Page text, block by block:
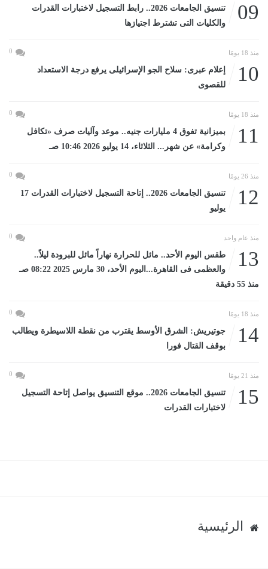
09
تنسيق الجامعات 2026.. رابط التسجيل لاختبارات القدرات
والكليات التى تشترط اجتيازها
منذ 18 يومًا 0
10
إعلام عبرى: سلاح الجو الإسرائيلى يرفع درجة الاستعداد
للقصوى
منذ 18 يومًا 0
11
بميزانية تفوق 4 مليارات جنيه.. موعد وآليات صرف «تكافل
وكرامة» عن شهر... الثلاثاء، 14 يوليو 2026 10:46 صـ
منذ 26 يومًا 0
12
تنسيق الجامعات 2026.. إتاحة التسجيل لاختبارات القدرات 17
يوليو
منذ عام واحد 0
13
طقس اليوم الأحد.. مائل للحرارة نهاراً مائل للبرودة ليلاً..
والعظمى فى القاهرة...اليوم الأحد، 30 مارس 2025 08:22 صـ
منذ 55 دقيقة
منذ 18 يومًا 0
14
جوتيريش: الشرق الأوسط يقترب من نقطة اللاسيطرة ويطالب
بوقف القتال فورا
منذ 21 يومًا 0
15
تنسيق الجامعات 2026.. موقع التنسيق يواصل إتاحة التسجيل
لاختبارات القدرات
الرئيسية